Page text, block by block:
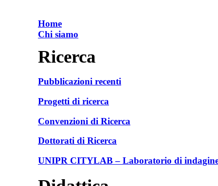
Home
Chi siamo
Ricerca
Pubblicazioni recenti
Progetti di ricerca
Convenzioni di Ricerca
Dottorati di Ricerca
UNIPR CITYLAB – Laboratorio di